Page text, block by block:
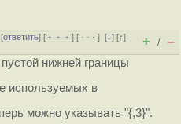
ответить] [ ﹢﹢﹢] [ · · ·][↓] [↑]
+ / –
нижней границы
используемых в
можно указывать "{,3}".